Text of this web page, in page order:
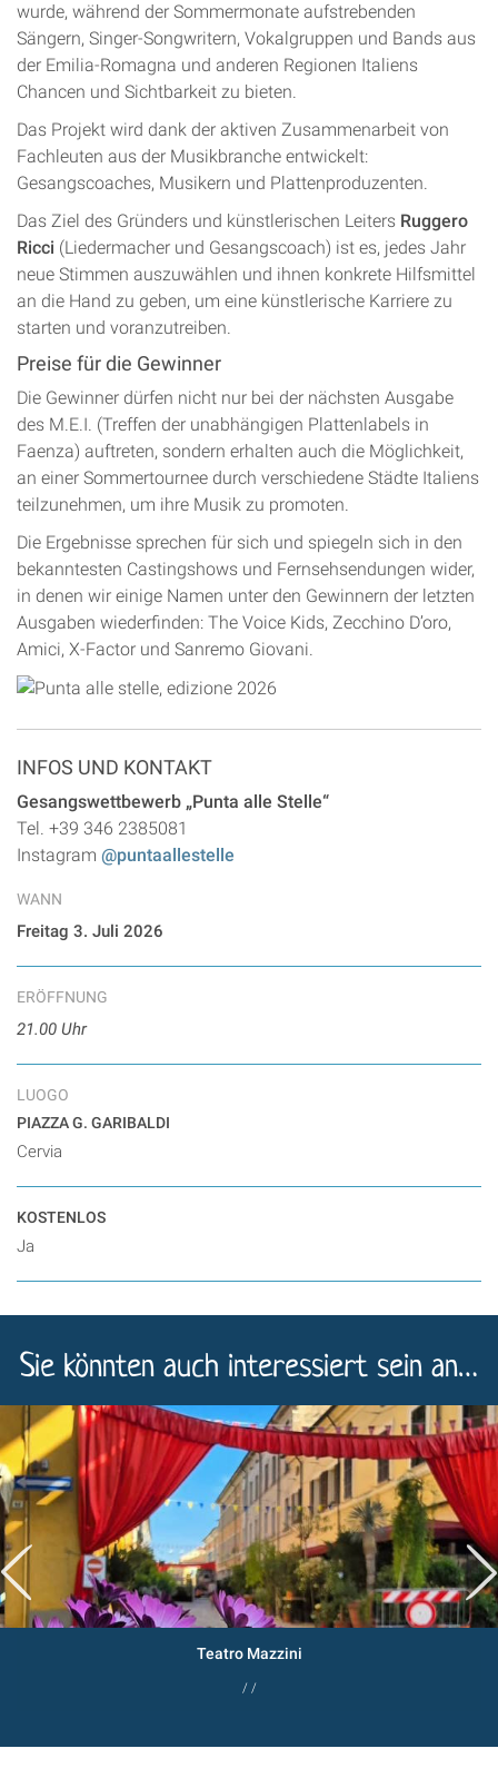
wurde, während der Sommermonate aufstrebenden
Sängern, Singer-Songwritern, Vokalgruppen und Bands aus
der Emilia-Romagna und anderen Regionen Italiens
Chancen und Sichtbarkeit zu bieten.
Das Projekt wird dank der aktiven Zusammenarbeit von
Fachleuten aus der Musikbranche entwickelt:
Gesangscoaches, Musikern und Plattenproduzenten.
Das Ziel des Gründers und künstlerischen Leiters Ruggero
Ricci (Liedermacher und Gesangscoach) ist es, jedes Jahr
neue Stimmen auszuwählen und ihnen konkrete Hilfsmittel
an die Hand zu geben, um eine künstlerische Karriere zu
starten und voranzutreiben.
Preise für die Gewinner
Die Gewinner dürfen nicht nur bei der nächsten Ausgabe
des M.E.I. (Treffen der unabhängigen Plattenlabels in
Faenza) auftreten, sondern erhalten auch die Möglichkeit,
an einer Sommertournee durch verschiedene Städte Italiens
teilzunehmen, um ihre Musik zu promoten.
Die Ergebnisse sprechen für sich und spiegeln sich in den
bekanntesten Castingshows und Fernsehsendungen wider,
in denen wir einige Namen unter den Gewinnern der letzten
Ausgaben wiederfinden: The Voice Kids, Zecchino D’oro,
Amici, X-Factor und Sanremo Giovani.
INFOS UND KONTAKT
Gesangswettbewerb „Punta alle Stelle“
Tel. +39 346 2385081
Instagram @puntaallestelle
WANN
Freitag 3. Juli 2026
ERÖFFNUNG
21.00 Uhr
LUOGO
PIAZZA G. GARIBALDI
Cervia
KOSTENLOS
Ja
Sie könnten auch interessiert sein an…
Teatro Mazzini
/ /